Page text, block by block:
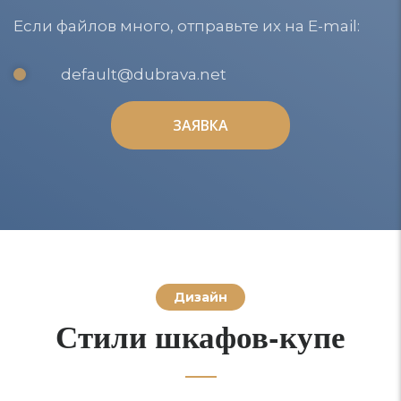
Если файлов много, отправьте их на E-mail:
default@dubrava.net
ЗАЯВКА
ЗАЯВКА
Дизайн
Стили шкафов-купе